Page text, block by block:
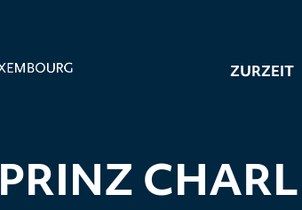
ZURZEIT
PRINZ